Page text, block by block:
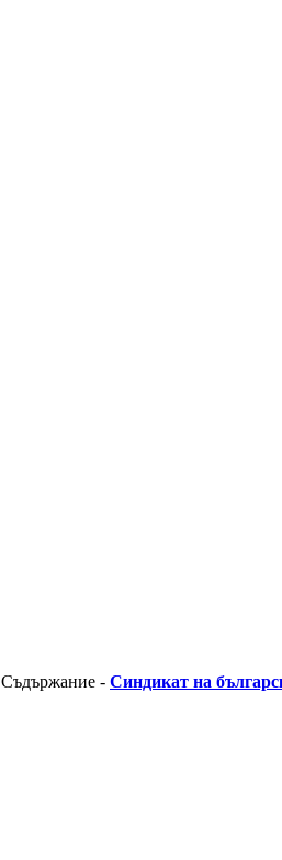
Съдържание - Синдикат на